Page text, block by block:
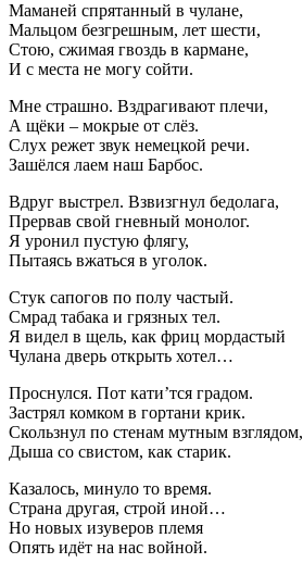
Маманей спрятанный в чулане,
Мальцом безгрешным, лет шести,
Стою, сжимая гвоздь в кармане,
И с места не могу сойти.
Мне страшно. Вздрагивают плечи,
А щёки – мокрые от слёз.
Слух режет звук немецкой речи.
Зашёлся лаем наш Барбос.
Вдруг выстрел. Взвизгнул бедолага,
Прервав свой гневный монолог.
Я уронил пустую флягу,
Пытаясь вжаться в уголок.
Стук сапогов по полу частый.
Смрад табака и грязных тел.
Я видел в щель, как фриц мордастый
Чулана дверь открыть хотел…
Проснулся. Пот кати’тся градом.
Застрял комком в гортани крик.
Скользнул по стенам мутным взглядом,
Дыша со свистом, как старик.
Казалось, минуло то время.
Страна другая, строй иной…
Но новых изуверов племя
Опять идёт на нас войной.